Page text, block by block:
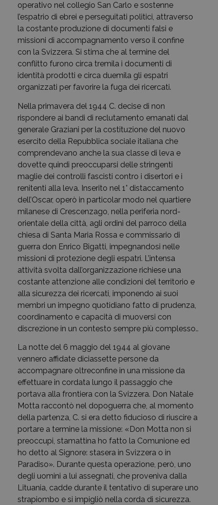
operativo nel collegio San Carlo e sostenne
l’espatrio di ebrei e perseguitati politici, attraverso
la costante produzione di documenti falsi e
missioni di accompagnamento verso il confine
con la Svizzera. Si stima che al termine del
conflitto furono circa tremila i documenti di
identità prodotti e circa duemila gli espatri
organizzati per favorire la fuga dei ricercati.
Nella primavera del 1944 C. decise di non
rispondere ai bandi di reclutamento emanati dal
generale Graziani per la costituzione del nuovo
esercito della Repubblica sociale italiana che
comprendevano anche la sua classe di leva e
dovette quindi preoccuparsi delle stringenti
maglie dei controlli fascisti contro i disertori e i
renitenti alla leva. Inserito nel 1° distaccamento
dell’Oscar, operò in particolar modo nel quartiere
milanese di Crescenzago, nella periferia nord-
orientale della città, agli ordini del parroco della
chiesa di Santa Maria Rossa e commissario di
guerra don Enrico Bigatti, impegnandosi nelle
missioni di protezione degli espatri. L’intensa
attività svolta dall’organizzazione richiese una
costante attenzione alle condizioni del territorio e
alla sicurezza dei ricercati, imponendo ai suoi
membri un impegno quotidiano fatto di prudenza,
coordinamento e capacità di muoversi con
discrezione in un contesto sempre più complesso..
La notte del 6 maggio del 1944 al giovane
vennero affidate diciassette persone da
accompagnare oltreconfine in una missione da
effettuare in cordata lungo il passaggio che
portava alla frontiera con la Svizzera. Don Natale
Motta raccontò nel dopoguerra che, al momento
della partenza, C. si era detto fiducioso di riuscire a
portare a termine la missione: «Don Motta non si
preoccupi, stamattina ho fatto la Comunione ed
ho detto al Signore: stasera in Svizzera o in
Paradiso». Durante questa operazione, però, uno
degli uomini a lui assegnati, che proveniva dalla
Lituania, cadde durante il tentativo di superare uno
strapiombo e si impigliò nella corda di sicurezza.